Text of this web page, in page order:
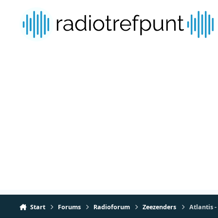
Start Forums Radioforum Zeezenders Atlantis -